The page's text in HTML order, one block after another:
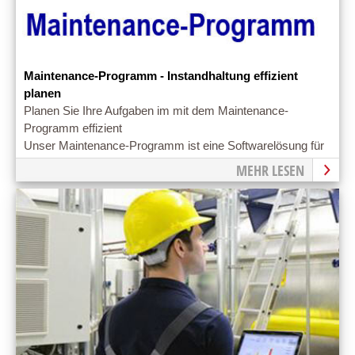
Maintenance-Programm - Instandhaltung effizient
planen
Planen Sie Ihre Aufgaben im mit dem Maintenance-
Programm effizient
Unser Maintenance-Programm ist eine Softwarelösung für
MEHR LESEN